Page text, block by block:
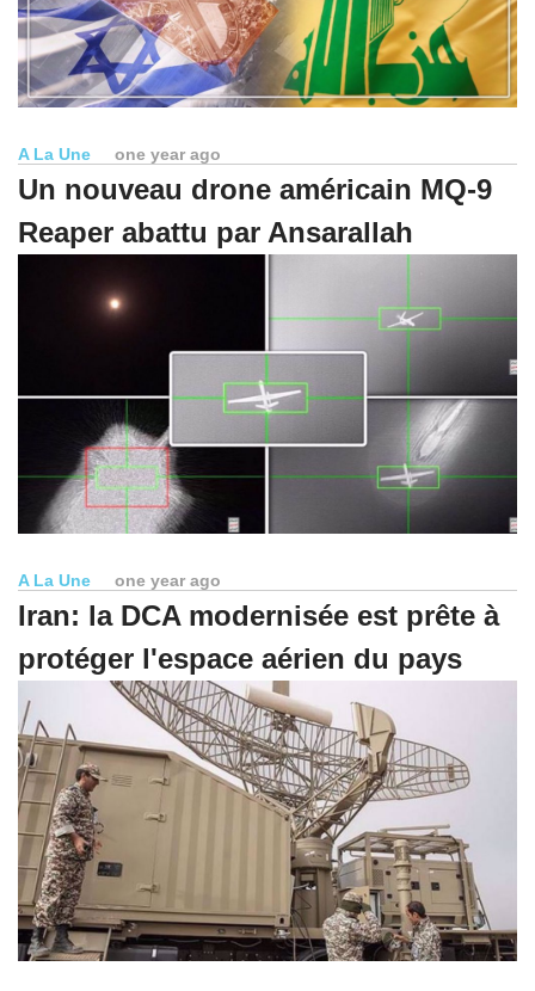
A La Une one year ago
Un nouveau drone américain MQ-9
Reaper abattu par Ansarallah
A La Une one year ago
Iran: la DCA modernisée est prête à
protéger l'espace aérien du pays